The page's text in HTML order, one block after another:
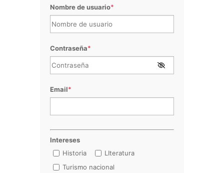
Nombre de usuario*
Contraseña*
Email*
Intereses
Historia
LIteratura
Turismo nacional